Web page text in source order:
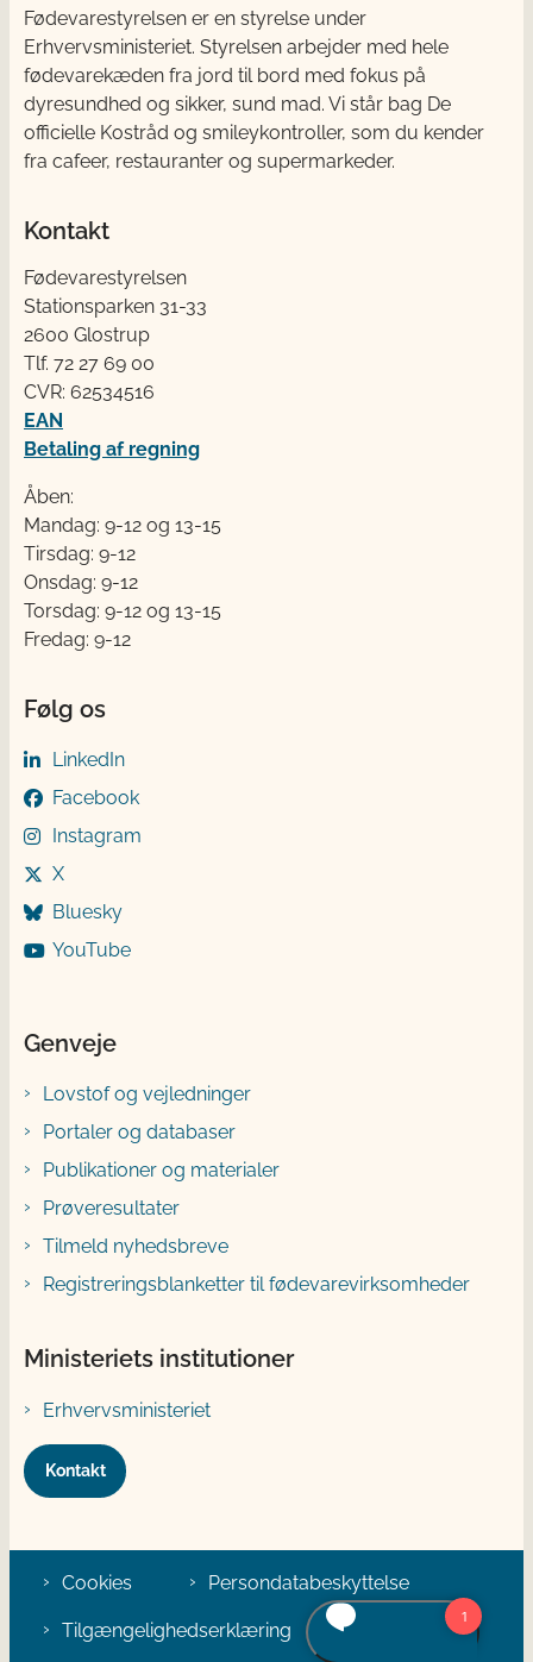
Fødevarestyrelsen er en styrelse under
Erhvervsministeriet. Styrelsen arbejder med hele
fødevarekæden fra jord til bord med fokus på
dyresundhed og sikker, sund mad. Vi står bag De
officielle Kostråd og smileykontroller, som du kender
fra cafeer, restauranter og supermarkeder.
Kontakt
Fødevarestyrelsen
Stationsparken 31-33
2600 Glostrup
Tlf. 72 2​​​7 69 00
CVR: 62534516
EAN
Betaling af regning
Åben:
Mandag: 9-12 og 13-15
Tirsdag: 9-12
Onsdag: 9-12
Torsdag: 9-12 og 13-15
Fredag: 9-12
Følg os
LinkedIn
Facebook
Instagram
X
Bluesky
YouTube
Genveje
Lovstof og vejledninger
Portaler og databaser
Publikationer og materialer
Prøveresultater
Tilmeld nyhedsbreve
Registreringsblanketter til fødevarevirksomheder
Ministeriets institutioner
Erhvervsministeriet
Kontakt
Cookies Persondatabeskyttelse
Tilgængelighedserklæring